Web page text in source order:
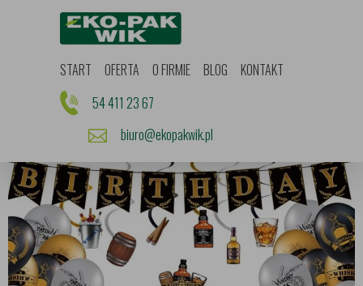
START OFERTA O FIRMIE BLOG
KONTAKT
54 411 23 67
biuro@ekopakwik.pl